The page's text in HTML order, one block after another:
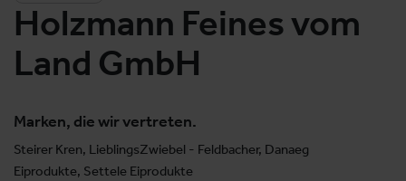
Holzmann Feines vom
Land GmbH
Marken, die wir vertreten.
Steirer Kren, LieblingsZwiebel - Feldbacher, Danaeg
Eiprodukte, Settele Eiprodukte